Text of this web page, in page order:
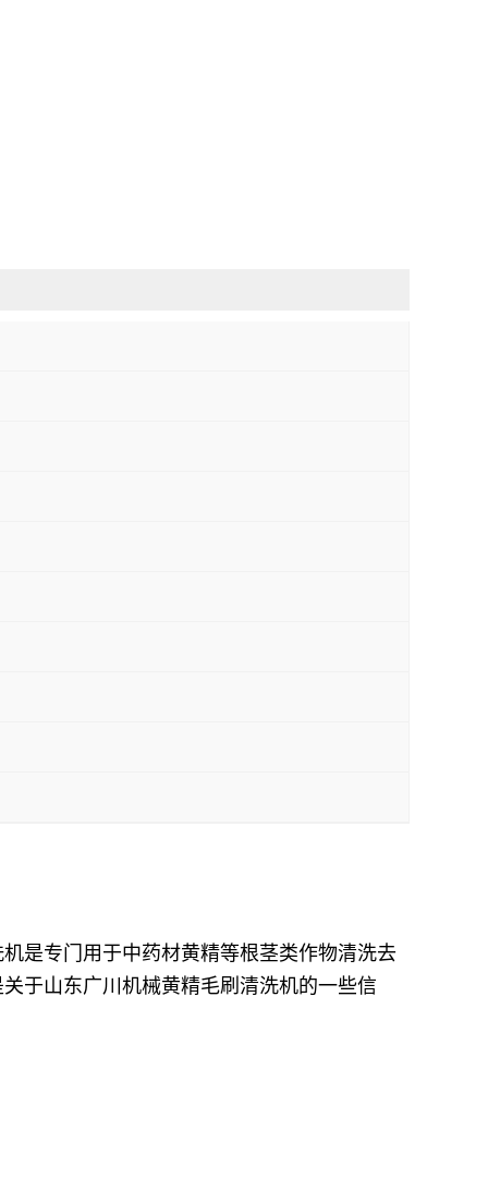
是专门用于中药材黄精等根茎类作物清洗去
于山东广川机械黄精毛刷清洗机的一些信